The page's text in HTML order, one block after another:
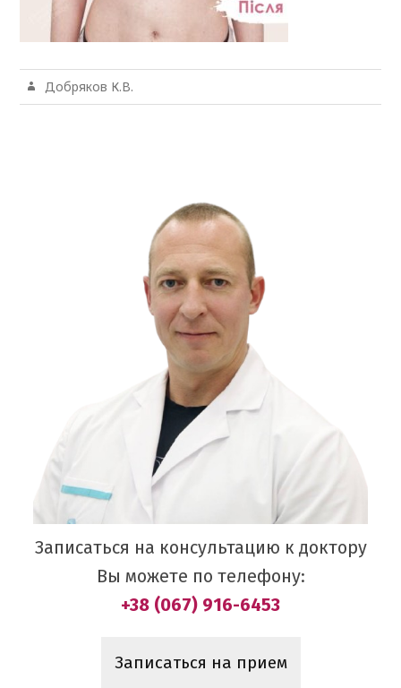
Добряков К.В.
Записаться на консультацию к доктору
Вы можете по телефону:
+38 (067) 916-6453
Записаться на прием